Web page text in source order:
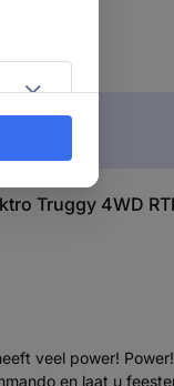
Truggy 4WD
veel power!
en laat u